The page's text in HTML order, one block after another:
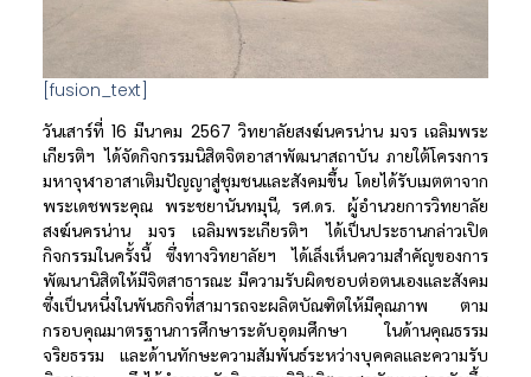
[fusion_text]
วันเสาร์ที่ 16 มีนาคม 2567 วิทยาลัยสงฆ์นครน่าน มจร เฉลิมพระ
เกียรติฯ ได้จัดกิจกรรมนิสิตจิตอาสาพัฒนาสถาบัน ภายใต้โครงการ
มหาจุฬาอาสาเติมปัญญาสู่ชุมชนและสังคมขึ้น โดยได้รับเมตตาจาก
พระเดชพระคุณ พระชยานันทมุนี, รศ.ดร. ผู้อำนวยการวิทยาลัย
สงฆ์นครน่าน มจร เฉลิมพระเกียรติฯ ได้เป็นประธานกล่าวเปิด
กิจกรรมในครั้งนี้ ซึ่งทางวิทยาลัยฯ ได้เล็งเห็นความสำคัญของการ
พัฒนานิสิตให้มีจิตสาธารณะ มีความรับผิดชอบต่อตนเองและสังคม
ซึ่งเป็นหนึ่งในพันธกิจที่สามารถจะผลิตบัณฑิตให้มีคุณภาพ ตาม
กรอบคุณมาตรฐานการศึกษาระดับอุดมศึกษา ในด้านคุณธรรม
จริยธรรม และด้านทักษะความสัมพันธ์ระหว่างบุคคลและความรับ